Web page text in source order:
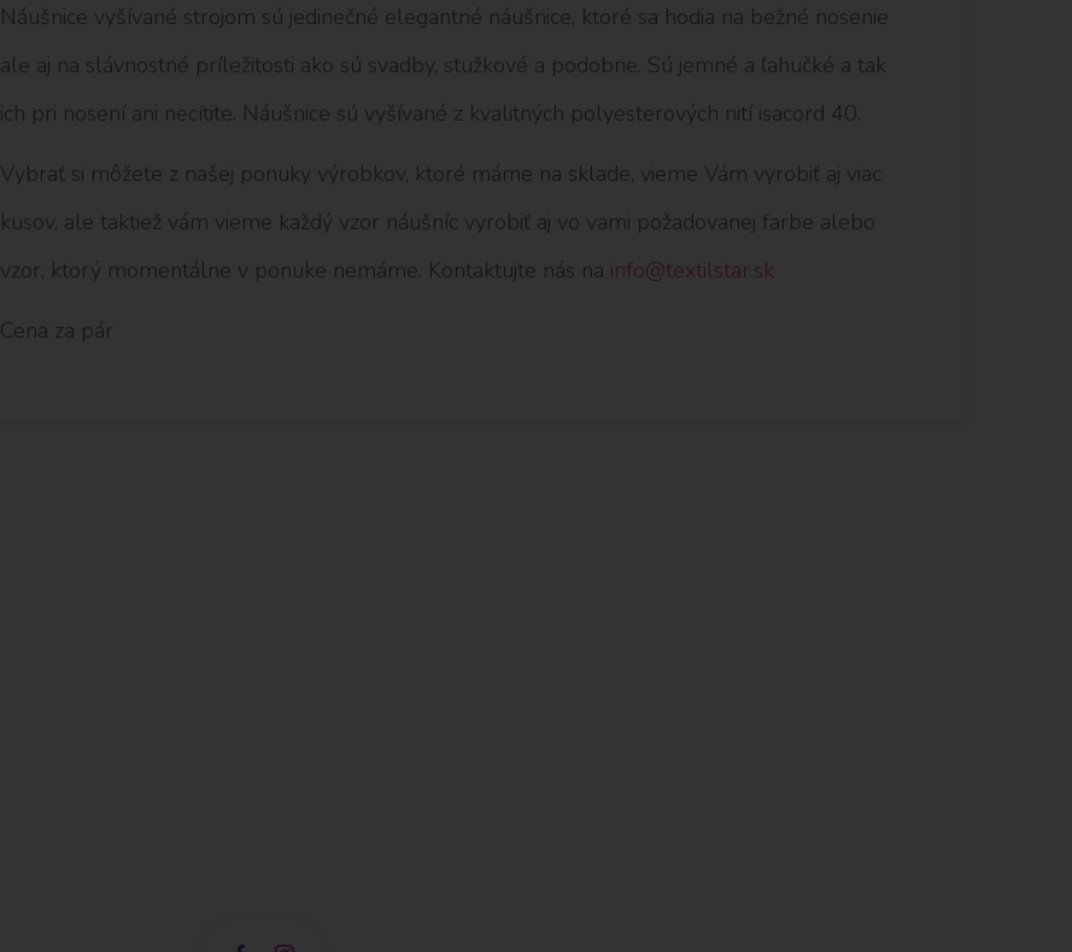
Náušnice vyšívané strojom sú jedinečné elegantné náušnice, ktoré sa hodia na bežné nosenie
ale aj na slávnostné príležitosti ako sú svadby, stužkové a podobne. Sú jemné a ľahučké a tak
ich pri nosení ani necítite. Náušnice sú vyšívané z kvalitných polyesterových nití isacord 40.
Vybrať si môžete z našej ponuky výrobkov, ktoré máme na sklade, vieme Vám vyrobiť aj viac
kusov, ale taktiež vám vieme každý vzor náušníc vyrobiť aj vo vami požadovanej farbe alebo
vzor, ktorý momentálne v ponuke nemáme. Kontaktujte nás na info@textilstar.sk
Cena za pár